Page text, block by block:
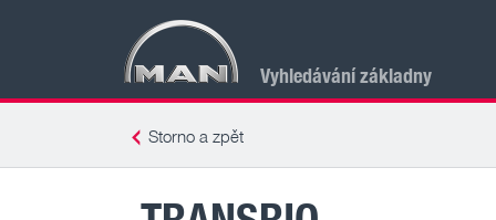
Vyhledávání základny
Storno a zpět